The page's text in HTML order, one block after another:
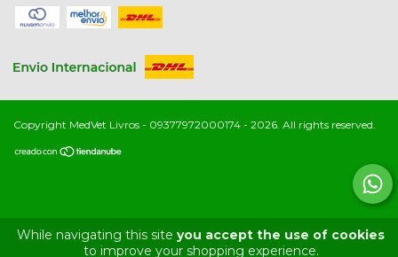
While navigating this site you accept the use of cookies
to improve your shopping experience.
Copyright MedVet Livros - 09377972000174 - 2026. All rights reserved.